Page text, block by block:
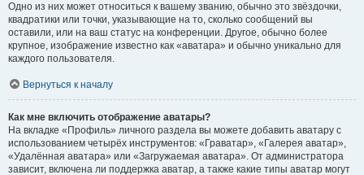
Одно из них может относиться к вашему званию, обычно это звёздочки,
квадратики или точки, указывающие на то, сколько сообщений вы
оставили, или на ваш статус на конференции. Другое, обычно более
крупное, изображение известно как «аватара» и обычно уникально для
каждого пользователя.
Вернуться к началу
Как мне включить отображение аватары?
На вкладке «Профиль» личного раздела вы можете добавить аватару с
использованием четырёх инструментов: «Граватар», «Галерея аватар»,
«Удалённая аватара» или «Загружаемая аватара». От администратора
зависит, включена ли поддержка аватар, а также какие типы аватар могут